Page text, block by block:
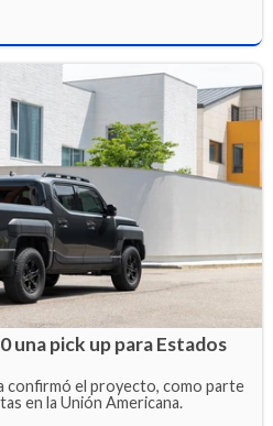
una pick up para Estados
confirmó el proyecto, como parte
en la Unión Americana.